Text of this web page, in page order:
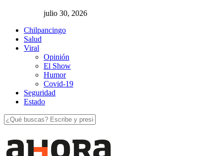
julio 30, 2026
Chilpancingo
Salud
Viral
Opinión
El Show
Humor
Covid-19
Seguridad
Estado